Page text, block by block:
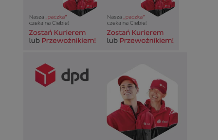
VISITOR_PRIVACY_METADATA
.youtube.com
Google Privacy Policy